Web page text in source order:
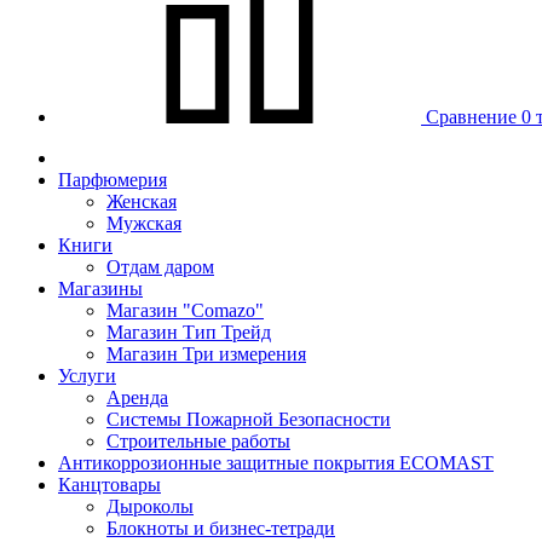
Сравнение 0
Парфюмерия
Женская
Мужская
Книги
Отдам даром
Магазины
Магазин "Comazo"
Магазин Тип Трейд
Магазин Три измерения
Услуги
Аренда
Системы Пожарной Безопасности
Строительные работы
Антикоррозионные защитные покрытия ECOMAST
Канцтовары
Дыроколы
Блокноты и бизнес-тетради